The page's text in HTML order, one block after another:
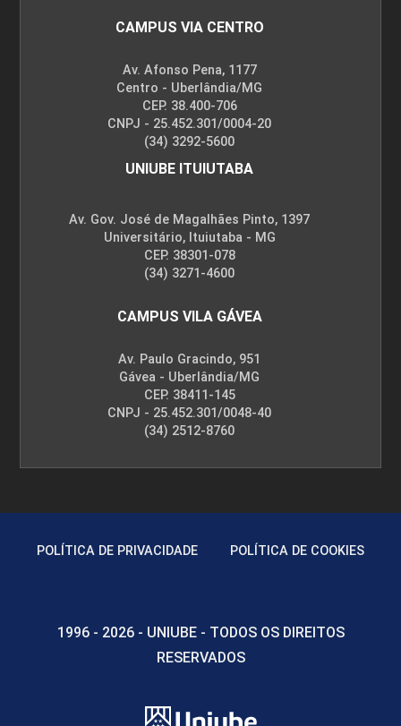
CAMPUS VIA CENTRO
Av. Afonso Pena, 1177
Centro - Uberlândia/MG
CEP. 38.400-706
CNPJ - 25.452.301/0004-20
(34) 3292-5600
UNIUBE ITUIUTABA
Av. Gov. José de Magalhães Pinto, 1397
Universitário, Ituiutaba - MG
CEP. 38301-078
(34) 3271-4600
CAMPUS VILA GÁVEA
Av. Paulo Gracindo, 951
Gávea - Uberlândia/MG
CEP. 38411-145
CNPJ - 25.452.301/0048-40
(34) 2512-8760
POLÍTICA DE PRIVACIDADE POLÍTICA DE COOKIES
1996 - 2026 - UNIUBE - TODOS OS DIREITOS
RESERVADOS